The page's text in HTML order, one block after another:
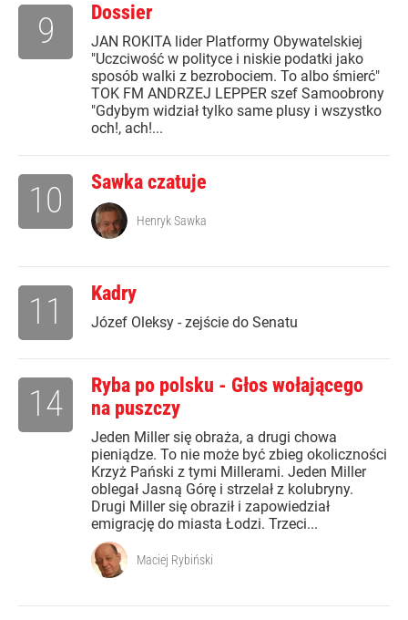
Dossier
JAN ROKITA lider Platformy Obywatelskiej
"Uczciwość w polityce i niskie podatki jako
sposób walki z bezrobociem. To albo śmierć"
TOK FM ANDRZEJ LEPPER szef Samoobrony
"Gdybym widział tylko same plusy i wszystko
och!, ach!...
9
Sawka czatuje
10 Henryk Sawka
Kadry
Józef Oleksy - zejście do Senatu
11
Ryba po polsku - Głos wołającego
na puszczy
Jeden Miller się obraża, a drugi chowa
pieniądze. To nie może być zbieg okoliczności
Krzyż Pański z tymi Millerami. Jeden Miller
oblegał Jasną Górę i strzelał z kolubryny.
Drugi Miller się obraził i zapowiedział
emigrację do miasta Łodzi. Trzeci...
14
Maciej Rybiński